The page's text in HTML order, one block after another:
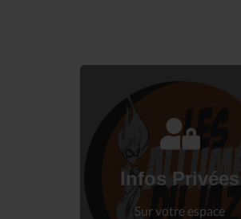
Infos Privées
Sur votre espace
Connectez-vous
à votre espace privé.